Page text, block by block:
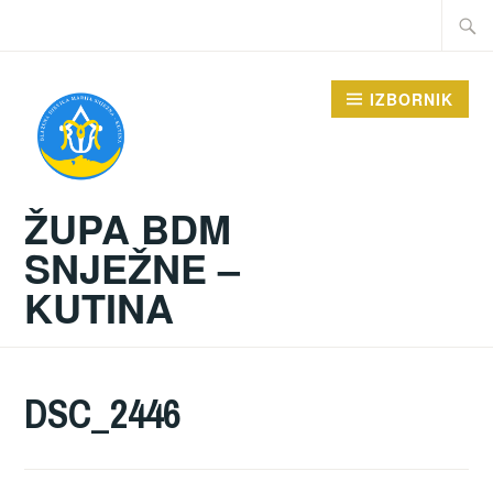
Traži:
ŽUPA BDM
SNJEŽNE –
KUTINA
IZBORNIK
DSC_2446